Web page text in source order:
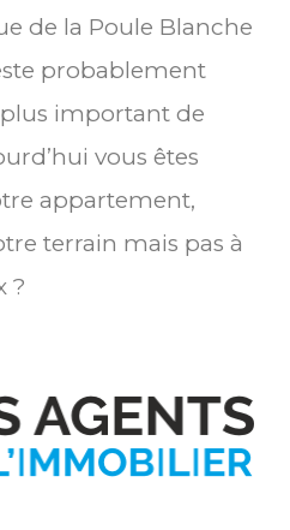
de la Poule Blanche
probablement
plus important de
vous êtes
appartement,
terrain mais pas à
?